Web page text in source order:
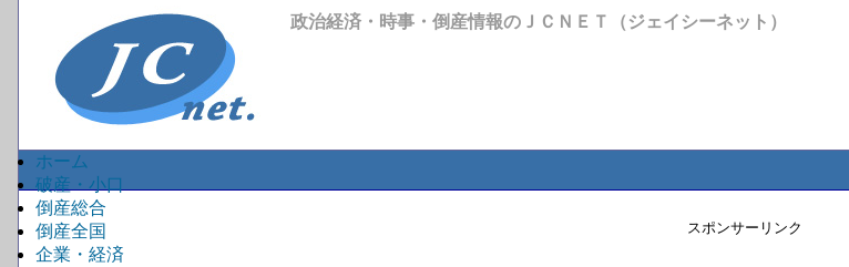
政治経済・時事・倒産情報のＪＣＮＥＴ（ジェイシーネット）
ホーム
破産・小口
倒産総合
倒産全国
企業・経済
スポンサーリンク